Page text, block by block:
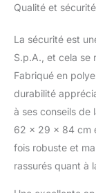
Qualité et
La sécurité est
S.p.A., et cela se
Fabriqué en
durabilité
à ses conseils de
62 x 29 x 84 cm
fois robuste et
rassurés quant à